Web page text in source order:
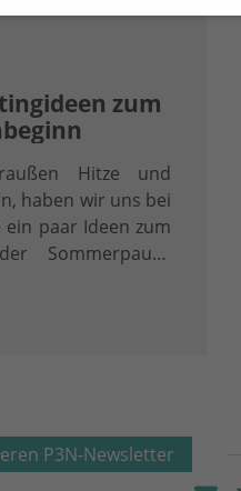
zum
Hitze und
haben wir uns bei
paar Ideen zum
Sommerpause
P3N-Newsletter